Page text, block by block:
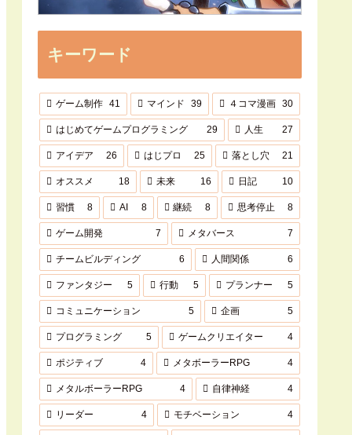
キーワード
ゲーム制作 41 マインド 39 ４コマ漫画 30
はじめてゲームプログラミング 29 人生 27
アイデア 26 はじプロ 25 落とし穴 21
オススメ 18 未来 16 日記 10
習慣 8 AI 8 継続 8 思考停止 8
ゲーム開発 7 メタバース 7
チームビルディング 6 人間関係 6
ファンタジー 5 行動 5 プランナー 5
コミュニケーション 5 企画 5
プログラミング 5 ゲームクリエイター 4
ポジティブ 4 メタボーラーRPG 4
メタルボーラーRPG 4 自律神経 4
リーダー 4 モチベーション 4